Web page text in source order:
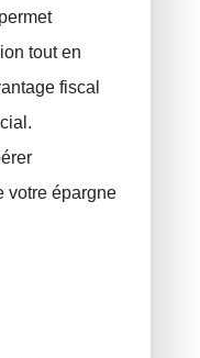
tout en
fiscal
votre épargne